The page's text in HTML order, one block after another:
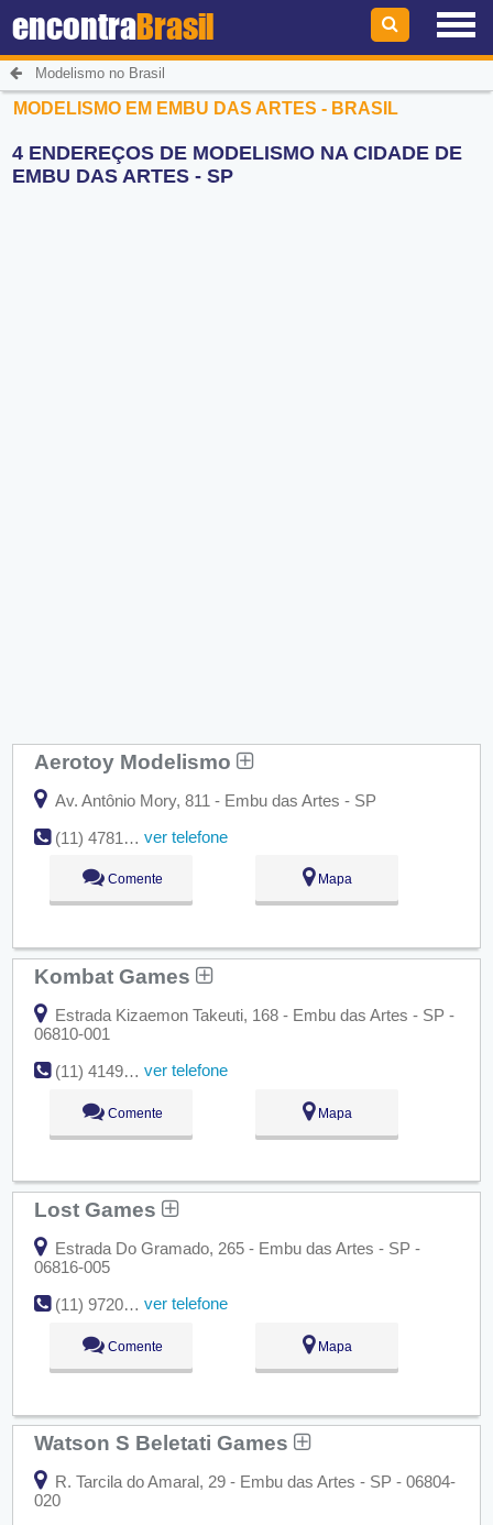
encontraBrasil
Modelismo no Brasil
MODELISMO EM EMBU DAS ARTES - BRASIL
4 ENDEREÇOS DE MODELISMO NA CIDADE DE
EMBU DAS ARTES - SP
Aerotoy Modelismo
Av. Antônio Mory, 811 - Embu das Artes - SP
(11) 4781-5619
ver telefone
Comente Mapa
Kombat Games
Estrada Kizaemon Takeuti, 168 - Embu das Artes - SP -
06810-001
(11) 4149-7820
ver telefone
Comente Mapa
Lost Games
Estrada Do Gramado, 265 - Embu das Artes - SP -
06816-005
(11) 97208-2797
ver telefone
Comente Mapa
Watson S Beletati Games
R. Tarcila do Amaral, 29 - Embu das Artes - SP - 06804-
020